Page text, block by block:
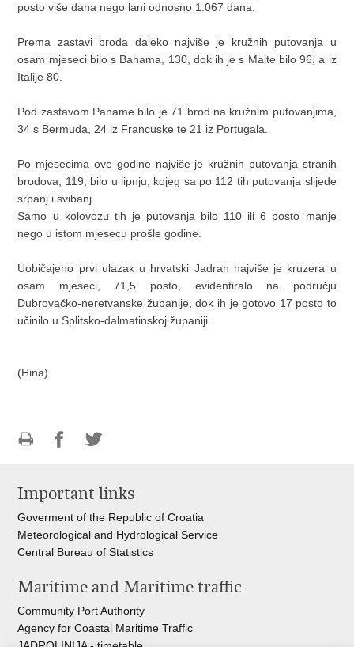
posto više dana nego lani odnosno 1.067 dana.
Prema zastavi broda daleko najviše je kružnih putovanja u
osam mjeseci bilo s Bahama, 130, dok ih je s Malte bilo 96, a iz
Italije 80.
Pod zastavom Paname bilo je 71 brod na kružnim putovanjima,
34 s Bermuda, 24 iz Francuske te 21 iz Portugala.
Po mjesecima ove godine najviše je kružnih putovanja stranih
brodova, 119, bilo u lipnju, kojeg sa po 112 tih putovanja slijede
srpanj i svibanj.
Samo u kolovozu tih je putovanja bilo 110 ili 6 posto manje
nego u istom mjesecu prošle godine.
Uobičajeno prvi ulazak u hrvatski Jadran najviše je kruzera u
osam mjeseci, 71,5 posto, evidentiralo na području
Dubrovačko-neretvanske županije, dok ih je gotovo 17 posto to
učinilo u Splitsko-dalmatinskoj županiji.
(Hina)
page
FacebookTwitteru
Important links
Goverment of the Republic of Croatia
Meteorological and Hydrological Service
Central Bureau of Statistics
Maritime and Maritime traffic
Community Port Authority
Agency for Coastal Maritime Traffic